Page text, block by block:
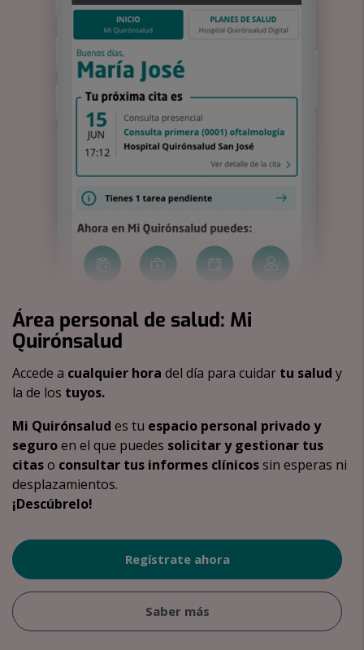
Área personal de salud: Mi
Quirónsalud
Accede a cualquier hora del día para cuidar tu salud y
la de los tuyos.
Mi Quirónsalud es tu espacio personal privado y
seguroen el que puedes solicitar y gestionar tus
citaso consultar tus informes clínicossin esperas ni
desplazamientos.
¡Descúbrelo!
Regístrate ahora
Saber más